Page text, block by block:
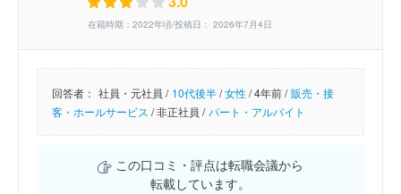
在籍時期：2022年頃/投稿日： 2026年7月4日
回答者： 社員・元社員 / 10代後半/女性/4年前 / 販売・接
客・ホールサービス /非正社員 / パート・アルバイト
この口コミ・評点は転職会議から
転載しています。